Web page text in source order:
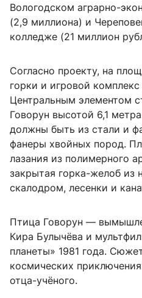
Вологодском аграрно-
(2,9 миллиона) и
колледже (21 миллион
Согласно проекту, на
горки и игровой комплекс
Центральным элементом
Говорун высотой 6,1
должны быть из стали и
фанеры хвойных пород.
лазания из полимерного
закрытая горка-желоб из
скалодром, лесенки и
Птица Говорун —
Кира Булычёва и
планеты» 1981 года.
космических
отца-учёного.